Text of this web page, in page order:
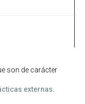
son de carácter
externas.